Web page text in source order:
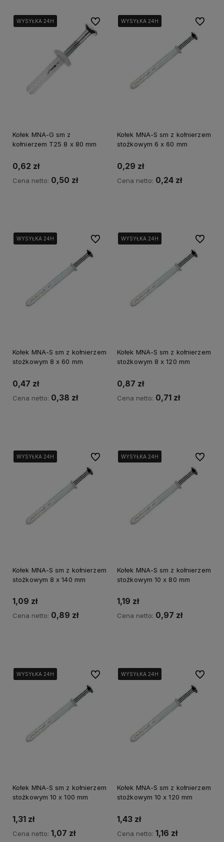
WYSYŁKA 24H
WYSYŁKA 24H
WYSYŁKA 24H
Kołek MNA-G sm z
kołnierzem T25 8 x 80 mm
0,62 zł
Cena netto: 0,50 zł
Do ulubionychWYSYŁKA 24H
WYSYŁKA 24H
WYSYŁKA 24H
Kołek MNA-S sm z kołnierzem
stożkowym 6 x 60 mm
0,29 zł
Cena netto: 0,24 zł
Do
WYSYŁKA 24H
WYSYŁKA 24H
WYSYŁKA 24H
Kołek MNA-S sm z kołnierzem
stożkowym 8 x 60 mm
0,47 zł
Cena netto: 0,38 zł
Do ulubionychWYSYŁKA 24H
WYSYŁKA 24H
WYSYŁKA 24H
Kołek MNA-S sm z kołnierzem
stożkowym 8 x 120 mm
0,87 zł
Cena netto: 0,71 zł
Do
WYSYŁKA 24H
WYSYŁKA 24H
WYSYŁKA 24H
WYSYŁKA 24H
Kołek MNA-S sm z kołnierzem
stożkowym 8 x 140 mm
1,09 zł
Cena netto: 0,89 zł
Do ulubionychWYSYŁKA 24H
WYSYŁKA 24H
WYSYŁKA 24H
WYSYŁKA 24H
Kołek MNA-S sm z kołnierzem
stożkowym 10 x 80 mm
1,19 zł
Cena netto: 0,97 zł
Do
WYSYŁKA 24H
WYSYŁKA 24H
WYSYŁKA 24H
WYSYŁKA 24H
Kołek MNA-S sm z kołnierzem
stożkowym 10 x 100 mm
1,31 zł
Cena netto: 1,07 zł
Do ulubionychWYSYŁKA 24H
WYSYŁKA 24H
WYSYŁKA 24H
WYSYŁKA 24H
Kołek MNA-S sm z kołnierzem
stożkowym 10 x 120 mm
1,43 zł
Cena netto: 1,16 zł
Do